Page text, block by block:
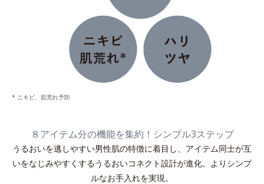
* ニキビ、肌荒れ予防
８アイテム分の機能を集約！シンプル3ステップ
うるおいを逃しやすい男性肌の特徴に着目し、アイテム同士が互
いをなじみやすくするうるおいコネクト設計が進化。よりシンプ
ルなお手入れを実現。